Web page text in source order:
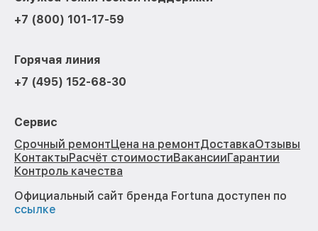
+7 (800) 101-17-59
Горячая линия
+7 (495) 152-68-30
Сервис
Срочный ремонтЦена на ремонтДоставкаОтзывы
КонтактыРасчёт стоимостиВакансииГарантии
Контроль качества
Официальный сайт бренда Fortuna доступен по
ссылке